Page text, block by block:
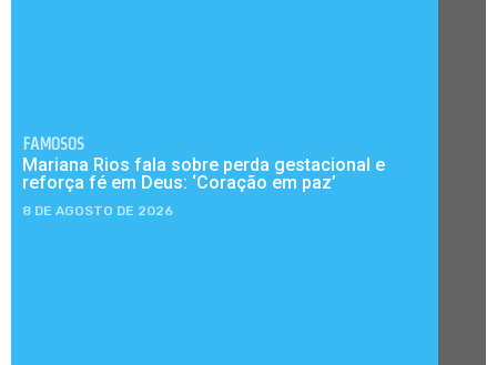
FAMOSOS
Mariana Rios fala sobre perda gestacional e
reforça fé em Deus: ‘Coração em paz’
8 DE AGOSTO DE 2026